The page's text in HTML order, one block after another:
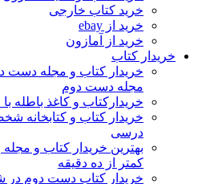
خرید کتاب خارجی
خرید از ebay
خرید از آمازون
خریدار کتاب
خریدار کتاب و مجله دست
مجله دست دوم
خریدارکتاب و کاغذ باطله
خریدار کتاب و کتابخانه
درسی
بهترین خریدار کتاب و مجله
کمتر از ده دقیقه
خریدار کتاب دست دوم در